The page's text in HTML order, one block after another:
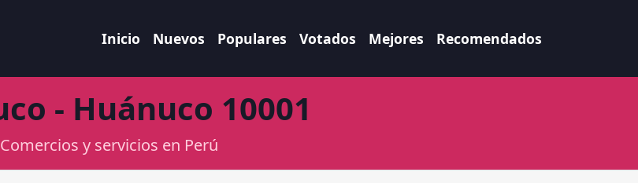
Inicio Nuevos Populares Votados Mejores Recomendados
- Huánuco 10001
Comercios y servicios en Perú